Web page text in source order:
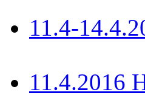
11.4-
11.4.2016